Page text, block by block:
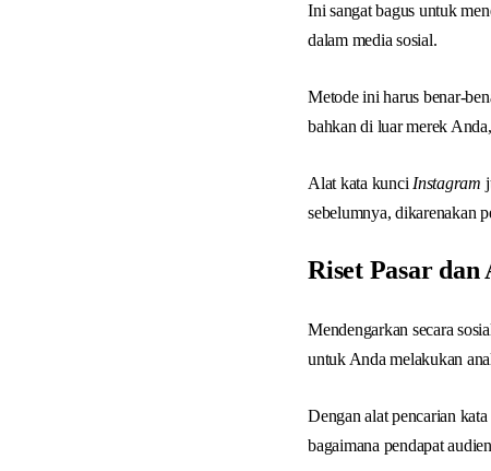
Ini sangat bagus untuk
dalam media sosial.
Metode ini harus benar-
bahkan di luar merek
Alat kata kunci Instagram
sebelumnya, dikarenakan
Riset Pasar
Mendengarkan secara
untuk Anda melakukan
Dengan alat pencarian
bagaimana pendapat